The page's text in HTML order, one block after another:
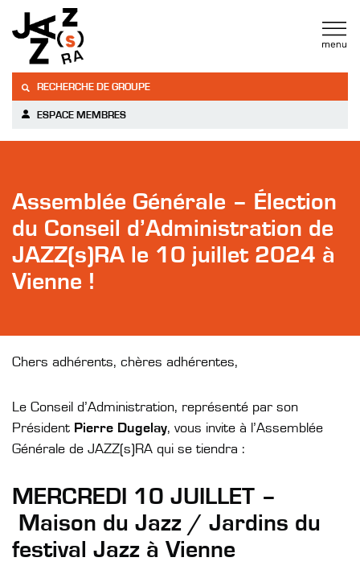
RECHERCHE DE GROUPE
ESPACE MEMBRES
Assemblée Générale – Élection
du Conseil d’Administration de
JAZZ(s)RA le 10 juillet 2024 à
Vienne !
Chers adhérents, chères adhérentes,
Le Conseil d’Administration, représenté par son
Président Pierre Dugelay, vous invite à l’Assemblée
Générale de JAZZ(s)RA qui se tiendra :
MERCREDI 10 JUILLET –
Maison du Jazz / Jardins du
festival Jazz à Vienne